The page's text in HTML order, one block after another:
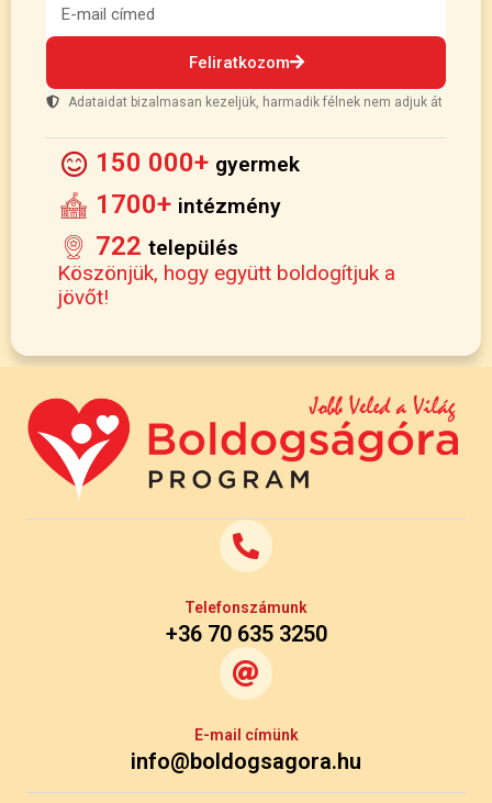
Feliratkozom
Adataidat bizalmasan kezeljük, harmadik félnek nem adjuk át
150 000+ gyermek
1700+ intézmény
722 település
Köszönjük, hogy együtt boldogítjuk a
jövőt!
Telefonszámunk
+36 70 635 3250
E-mail címünk
info@boldogsagora.hu